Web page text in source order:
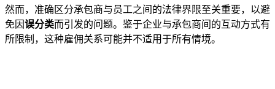
然而，准确区分承包商与员工之间的法律界限至关重要，以避
免因误分类而引发的问题。鉴于企业与承包商间的互动方式有
所限制，这种雇佣关系可能并不适用于所有情境。